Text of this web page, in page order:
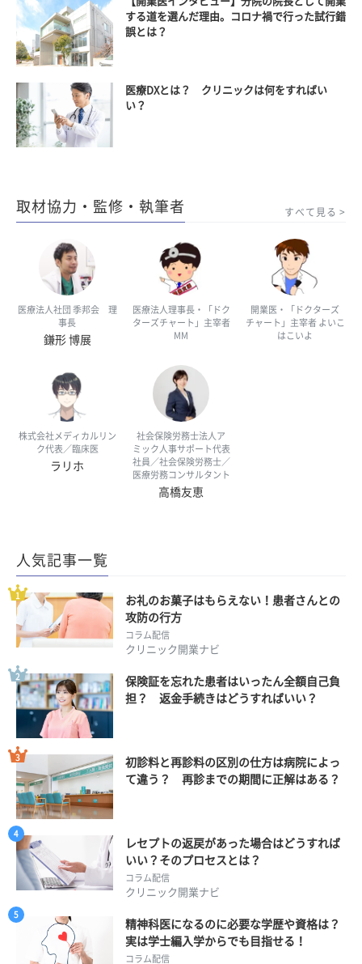
する道を選んだ理由。コロナ禍で行った試行錯
誤とは？
医療DXとは？ クリニックは何をすればい
い？
取材協力・監修・執筆者 すべて見る
医療法人社団 季邦会 理
事長
鎌形 博展
医療法人理事長・「ドク
ターズチャート」主宰者
MM
開業医・「ドクターズ
チャート」主宰者 よいこ
はこいよ
株式会社メディカルリン
ク代表／臨床医
ラリホ
社会保険労務士法人ア
ミック人事サポート代表
社員／社会保険労務士／
医療労務コンサルタント
高橋友恵
人気記事一覧
お礼のお菓子はもらえない！患者さんとの
攻防の行方
コラム配信
クリニック開業ナビ
保険証を忘れた患者はいったん全額自己負
担？ 返金手続きはどうすればいい？
初診料と再診料の区別の仕方は病院によっ
て違う？ 再診までの期間に正解はある？
レセプトの返戻があった場合はどうすれば
いい？そのプロセスとは？
コラム配信
クリニック開業ナビ
精神科医になるのに必要な学歴や資格は？
実は学士編入学からでも目指せる！
コラム配信